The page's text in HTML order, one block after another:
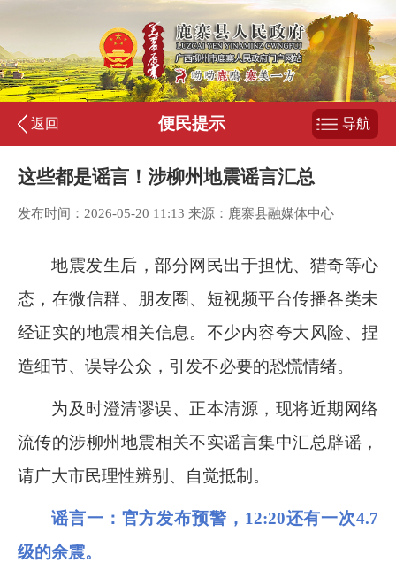
返回 便民提示 导航
这些都是谣言！涉柳州地震谣言汇总
发布时间：2026-05-20 11:13 来源：鹿寨县融媒体中心
地震发生后，部分网民出于担忧、猎奇等心
态，在微信群、朋友圈、短视频平台传播各类未
经证实的地震相关信息。不少内容夸大风险、捏
造细节、误导公众，引发不必要的恐慌情绪。
为及时澄清谬误、正本清源，现将近期网络
流传的涉柳州地震相关不实谣言集中汇总辟谣，
请广大市民理性辨别、自觉抵制。
谣言一 ：官方发布预警， 12:20还有一次4.7
级的余震。